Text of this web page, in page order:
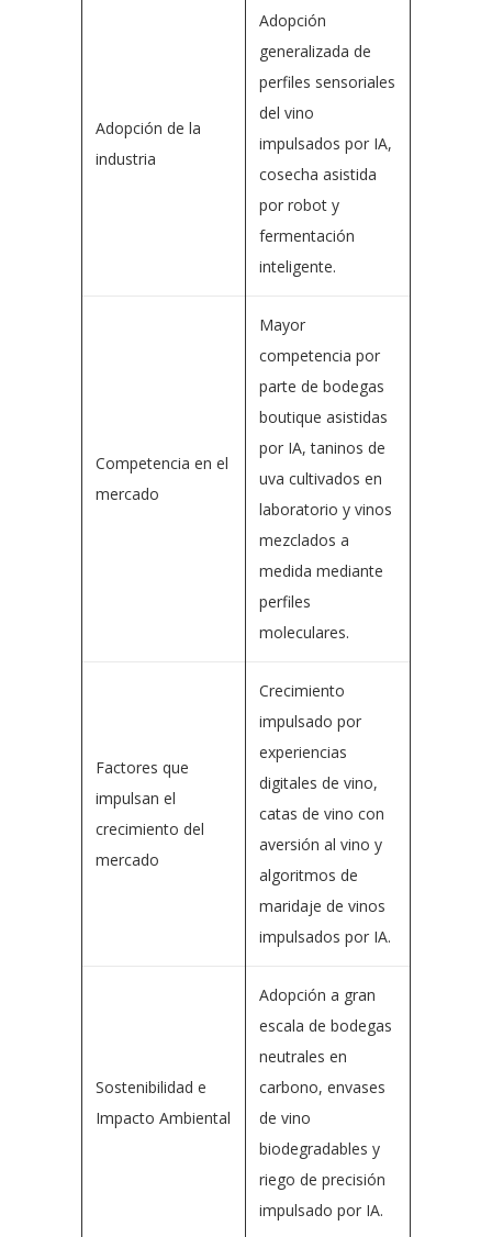
Adopción de la
industria
Adopción
generalizada de
perfiles sensoriales
del vino
impulsados ​​por IA,
cosecha asistida
por robot y
fermentación
inteligente.
Competencia en el
mercado
Mayor
competencia por
parte de bodegas
boutique asistidas
por IA, taninos de
uva cultivados en
laboratorio y vinos
mezclados a
medida mediante
perfiles
moleculares.
Factores que
impulsan el
crecimiento del
mercado
Crecimiento
impulsado por
experiencias
digitales de vino,
catas de vino con
aversión al vino y
algoritmos de
maridaje de vinos
impulsados ​​por IA.
Sostenibilidad e
Impacto Ambiental
Adopción a gran
escala de bodegas
neutrales en
carbono, envases
de vino
biodegradables y
riego de precisión
impulsado por IA.